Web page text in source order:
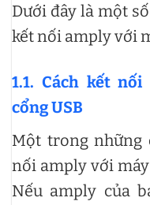
Dưới đây là một
kết nối amply với
1.1. Cách kết
cổng USB
Một trong những
nối amply với
Nếu amply của